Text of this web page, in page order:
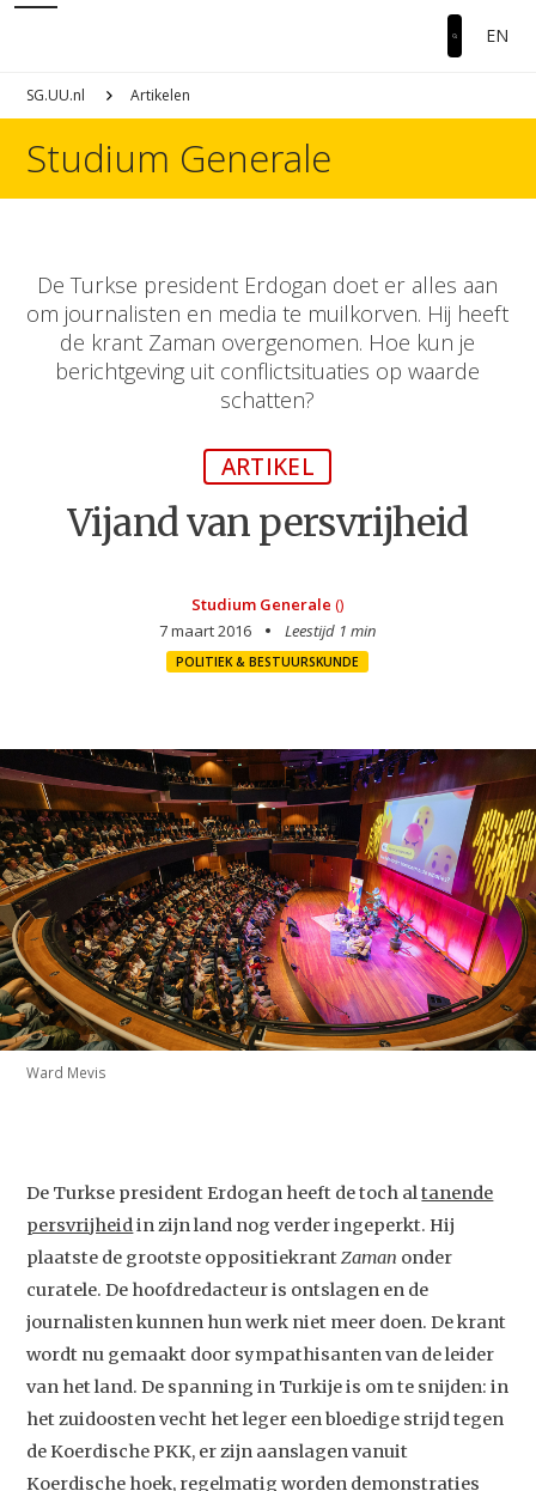
EN
SG.UU.nl Artikelen
Studium Generale
De Turkse president Erdogan doet er alles aan
om journalisten en media te muilkorven. Hij heeft
de krant Zaman overgenomen. Hoe kun je
berichtgeving uit conflictsituaties op waarde
schatten?
ARTIKEL
Vijand van persvrijheid
Studium Generale ()
7 maart 2016
Leestijd 1 min
POLITIEK & BESTUURSKUNDE
Ward Mevis
De Turkse president Erdogan heeft de toch altanende
persvrijheidin zijn land nog verder ingeperkt. Hij
plaatste de grootste oppositiekrantZaman onder
curatele. De hoofdredacteur is ontslagen en de
journalisten kunnen hun werk niet meer doen. De krant
wordt nu gemaakt door sympathisanten van de leider
van het land. De spanning in Turkije is om te snijden: in
het zuidoosten vecht het leger een bloedige strijd tegen
de Koerdische PKK, er zijn aanslagen vanuit
Koerdische hoek, regelmatig worden demonstraties